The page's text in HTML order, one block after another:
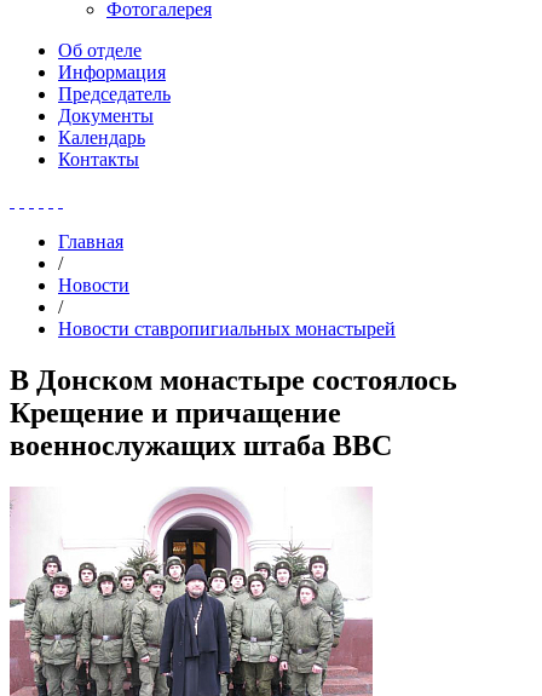
Фотогалерея
Об отделе
Информация
Председатель
Документы
Календарь
Контакты
Главная
/
Новости
/
Новости ставропигиальных монастырей
В Донском монастыре состоялось
Крещение и причащение
военнослужащих штаба ВВС